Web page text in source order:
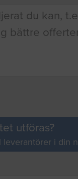
utföras?
i din